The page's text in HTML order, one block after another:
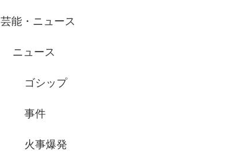
芸能・ニュース
ニュース
ゴシップ
事件
火事爆発